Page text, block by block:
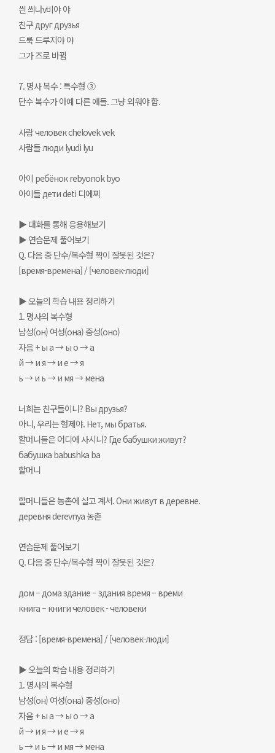
씐 씌나v비야 야
친구 друг друзья
드룩 드루지야 야
그가 즈로 바뀜
7. 명사 복수 : 특수형 ③
단수 복수가 아예 다른 애들. 그냥 외워야 함.
사람 человек chelovek vek
사람들 люди lyudi lyu
아이 ребёнок rebyonok byo
아이들 дети deti 디에찌
▶ 대화를 통해 응용해보기
▶ 연습문제 풀어보기
Q. 다음 중 단수/복수형 짝이 잘못된 것은?
[время-времена] / [человек-люди]
▶ 오늘의 학습 내용 정리하기
1. 명사의 복수형
남성(он) 여성(она) 중성(оно)
자음 + ы а → ы о → а
й → и я → и е → я
ь → и ь → и мя → мена
너희는 친구들이니? Вы друзья?
아니, 우리는 형제야. Нет, мы братья.
할머니들은 어디에 사시니? Где бабушки живут?
бабушкa babushka ba
할머니
할머니들은 농촌에 살고 계셔. Они живут в деревне.
деревня derevnya 농촌
연습문제 풀어보기
Q. 다음 중 단수/복수형 짝이 잘못된 것은?
дом – дома здание – здания время – времи
книга – книги человек - человеки
정답 : [время-времена] / [человек-люди]
▶ 오늘의 학습 내용 정리하기
1. 명사의 복수형
남성(он) 여성(она) 중성(оно)
자음 + ы а → ы о → а
й → и я → и е → я
ь → и ь → и мя → мена